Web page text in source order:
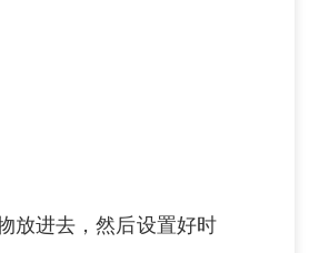
放进去，然后设置好时